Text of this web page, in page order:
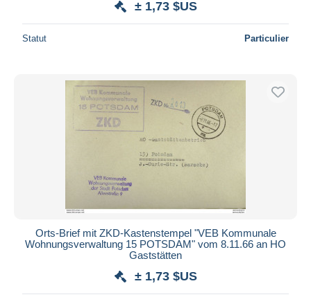
± 1,73 $US
Statut Particulier
Orts-Brief mit ZKD-Kastenstempel "VEB Kommunale
Wohnungsverwaltung 15 POTSDAM" vom 8.11.66 an HO
Gaststätten
± 1,73 $US